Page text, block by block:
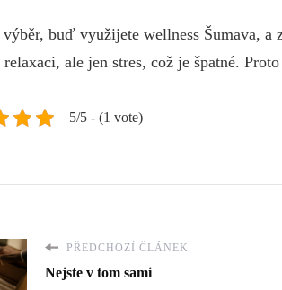
výběr, buď využijete wellness Šumava, a
ale jen stres, což je špatné.
5/5 - (1 vote)
PŘEDCHOZÍ ČLÁNEK
Nejste v tom sami